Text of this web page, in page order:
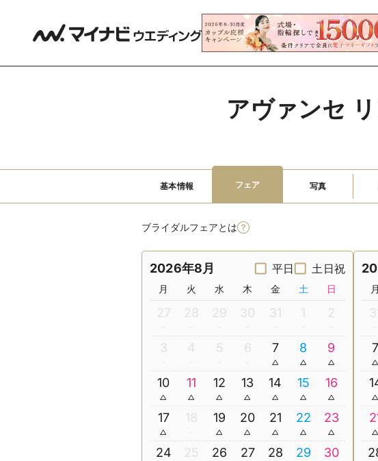
アヴァンセ
基本情報 フェア 写真
ブライダルフェアとは
2026年8月 平日 土日祝
月 火 水 木 金 土 日
27 28 29 30 31 1 2
3 4 5 6 7 8 9
10 11 12 13 14 15 16
17 18 19 20 21 22 23
24 25 26 27 28 29 30
月
31
7